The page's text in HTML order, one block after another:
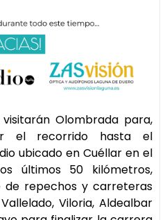
Olombrada para,
el recorrido hasta el
ubicado en Cuéllar en el
últimos 50 kilómetros,
de repechos y carreteras
Viloria, Aldealbar